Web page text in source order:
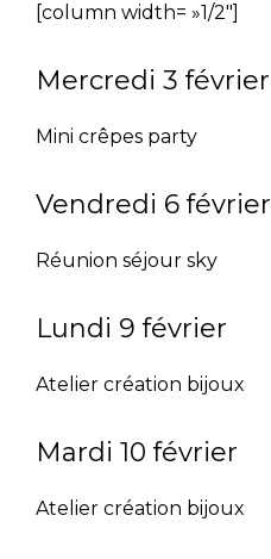
[column width= »1/2″]
Mercredi 3 février
Mini crêpes party
Vendredi 6 février
Réunion séjour sky
Lundi 9 février
Atelier création bijoux
Mardi 10 février
Atelier création bijoux